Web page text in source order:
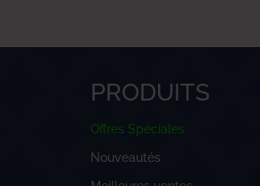
PRODUITS
Offres Spéciales
Nouveautés